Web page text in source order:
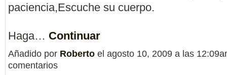
paciencia,Escuche su cuerpo.
Haga… Continuar
Añadido por Roberto el agosto 10, 2009 a las
comentarios